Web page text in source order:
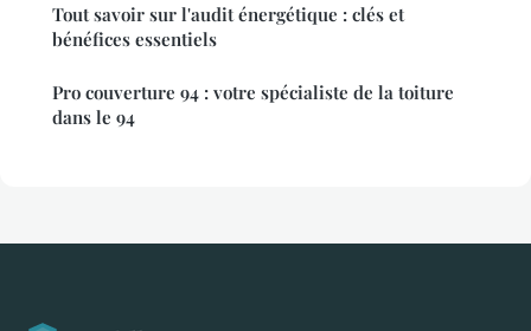
Tout savoir sur l'audit énergétique : clés et
bénéfices essentiels
Pro couverture 94 : votre spécialiste de la toiture
dans le 94